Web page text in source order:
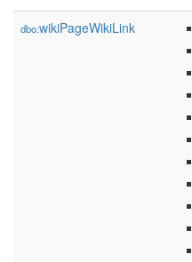
dbo:wikiPageWikiLink